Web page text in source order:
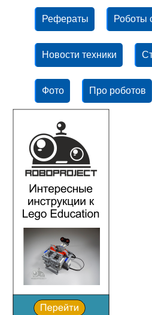
Рефераты Роботы
Новости техники
Фото Про роботов